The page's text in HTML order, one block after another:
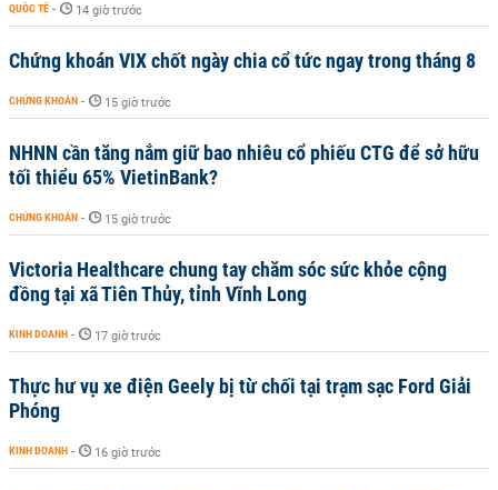
QUỐC TẾ - 14 giờ trước
Chứng khoán VIX chốt ngày chia cổ tức ngay trong tháng 8
CHỨNG KHOÁN - 15 giờ trước
NHNN cần tăng nắm giữ bao nhiêu cổ phiếu CTG để sở hữu
tối thiểu 65% VietinBank?
CHỨNG KHOÁN - 15 giờ trước
Victoria Healthcare chung tay chăm sóc sức khỏe cộng
đồng tại xã Tiên Thủy, tỉnh Vĩnh Long
KINH DOANH - 17 giờ trước
Thực hư vụ xe điện Geely bị từ chối tại trạm sạc Ford Giải
Phóng
KINH DOANH - 16 giờ trước